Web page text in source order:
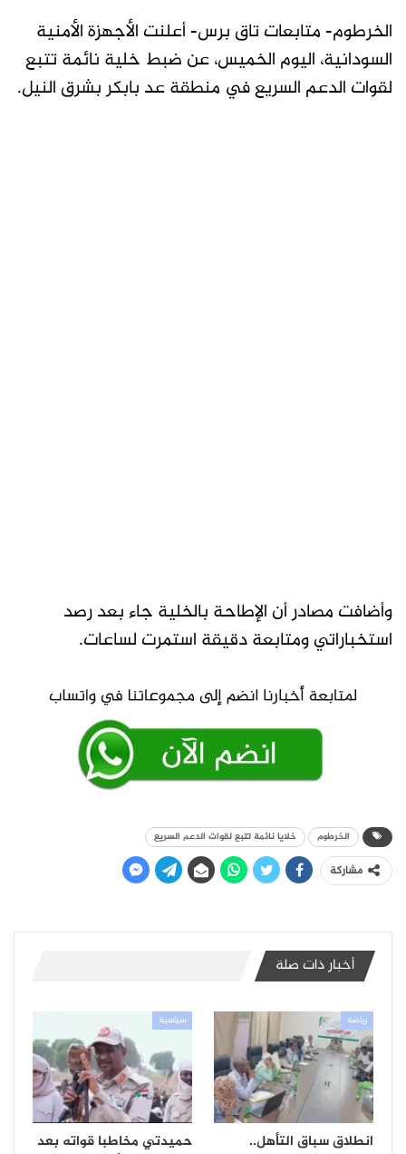
الخرطوم- متابعات تاق برس- أعلنت الأجهزة الأمنية
السودانية، اليوم الخميس، عن ضبط خلية نائمة تتبع
لقوات الدعم السريع في منطقة عد بابكر بشرق النيل.
وأضافت مصادر أن الإطاحة بالخلية جاء بعد رصد
استخباراتي ومتابعة دقيقة استمرت لساعات.
الخرطوم خلايا نائمة تتبع لقوات الدعم السريع
مشاركة
أخبار ذات صلة
رياضة
انطلاق سباق التأهل..
سياسية
حميدتي مخاطبا قواته بعد